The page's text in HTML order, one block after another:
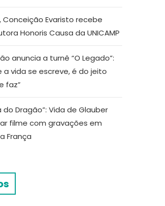
Conceição Evaristo recebe
Honoris Causa da UNICAMP
anuncia a turnê “O Legado”:
a vida se escreve, é do jeito
faz”
do Dragão”: Vida de Glauber
filme com gravações em
França